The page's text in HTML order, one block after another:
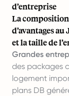
d’entreprise
La composition
d’avantages
et la taille de
Grandes
des packages
logement
plans DB